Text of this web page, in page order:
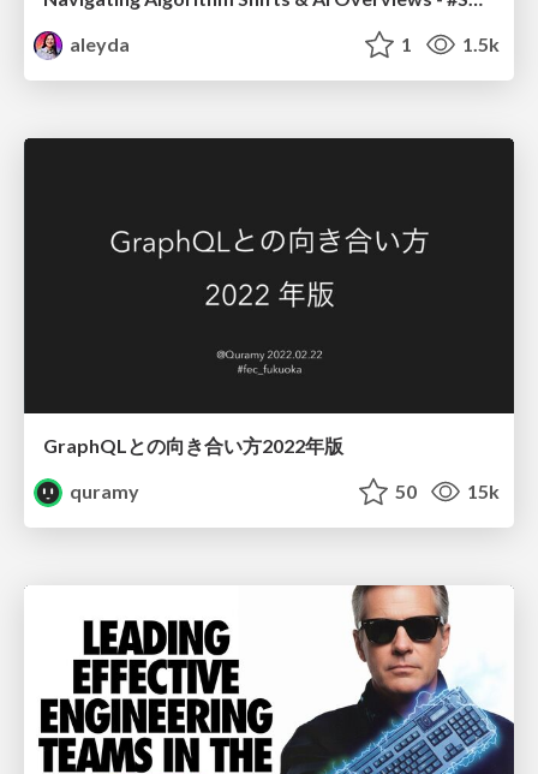
aleyda
1 1.5k
GraphQLとの向き合い方2022年版
quramy
50 15k